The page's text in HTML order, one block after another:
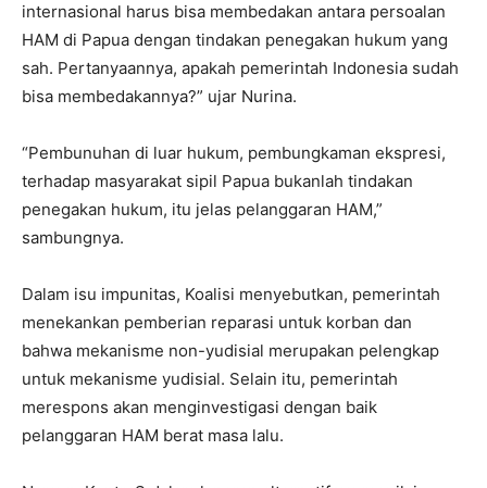
internasional harus bisa membedakan antara persoalan
HAM di Papua dengan tindakan penegakan hukum yang
sah. Pertanyaannya, apakah pemerintah Indonesia sudah
bisa membedakannya?” ujar Nurina.
“Pembunuhan di luar hukum, pembungkaman ekspresi,
terhadap masyarakat sipil Papua bukanlah tindakan
penegakan hukum, itu jelas pelanggaran HAM,”
sambungnya.
Dalam isu impunitas, Koalisi menyebutkan, pemerintah
menekankan pemberian reparasi untuk korban dan
bahwa mekanisme non-yudisial merupakan pelengkap
untuk mekanisme yudisial. Selain itu, pemerintah
merespons akan menginvestigasi dengan baik
pelanggaran HAM berat masa lalu.